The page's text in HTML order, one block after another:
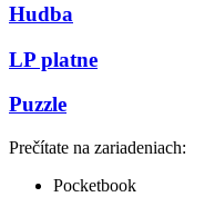
Hudba
LP platne
Puzzle
Prečítate na zariadeniach:
Pocketbook